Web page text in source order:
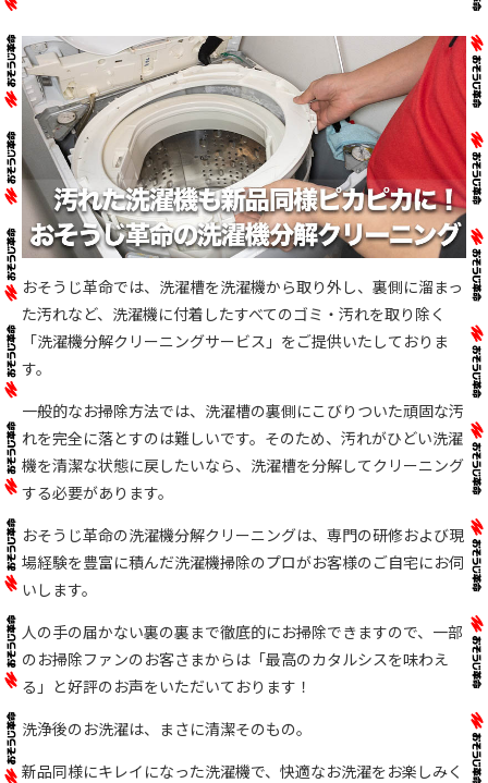
おそうじ革命では、洗濯槽を洗濯機から取り外し、裏側に溜まっ
た汚れなど、洗濯機に付着したすべてのゴミ・汚れを取り除く
「洗濯機分解クリーニングサービス」をご提供いたしておりま
す。
一般的なお掃除方法では、洗濯槽の裏側にこびりついた頑固な汚
れを完全に落とすのは難しいです。そのため、汚れがひどい洗濯
機を清潔な状態に戻したいなら、洗濯槽を分解してクリーニング
する必要があります。
おそうじ革命の洗濯機分解クリーニングは、専門の研修および現
場経験を豊富に積んだ洗濯機掃除のプロがお客様のご自宅にお伺
いします。
人の手の届かない裏の裏まで徹底的にお掃除できますので、一部
のお掃除ファンのお客さまからは「最高のカタルシスを味わえ
る」と好評のお声をいただいております！
洗浄後のお洗濯は、まさに清潔そのもの。
新品同様にキレイになった洗濯機で、快適なお洗濯をお楽しみく